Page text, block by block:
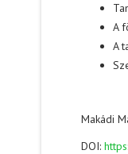
A
A
Makádi
DOI: